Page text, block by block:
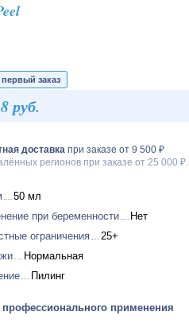
первый заказ
руб.
доставкапри заказе от 9 500 ₽
регионов при заказе от 25 000 ₽.
50 мл
при беременности
Нет
ограничения
25+
Нормальная
Пилинг
применения